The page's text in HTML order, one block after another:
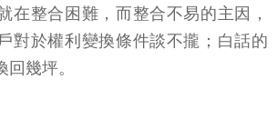
在整合困難，而整合不易的主因，
對於權利變換條件談不攏；白話的
幾坪。